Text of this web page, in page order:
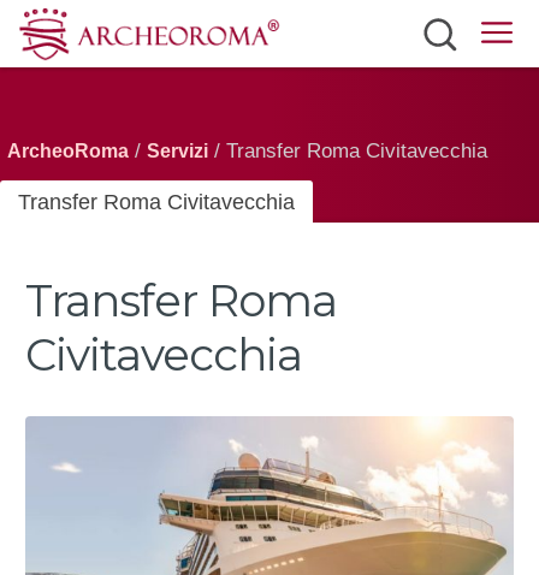
Biglietti
Mobilità
Meteo
Italiano
ArcheoRoma / Servizi / Transfer Roma Civitavecchia
Transfer Roma Civitavecchia
Transfer Roma
Civitavecchia